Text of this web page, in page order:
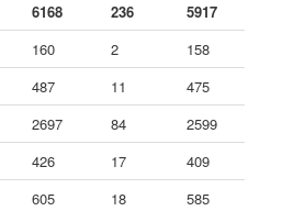
6168 236 5917
160 2 158
487 11 475
2697 84 2599
426 17 409
605 18 585